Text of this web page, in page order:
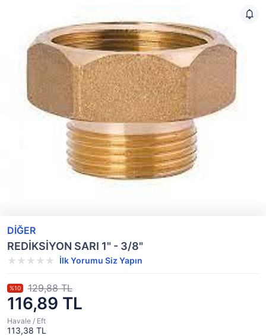
DİĞER
REDİKSİYON SARI 1" - 3/8"
İlk Yorumu Siz Yapın
116,89 TL
%10 129,88 TL
Havale / Eft
113,38 TL